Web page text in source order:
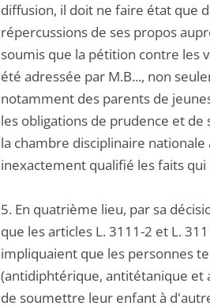
diffusion, il doit ne faire état que
répercussions de ses propos
soumis que la pétition contre les
été adressée par M.B..., non
notamment des parents de
les obligations de prudence et
la chambre disciplinaire
inexactement qualifié les faits
5. En quatrième lieu, par sa
que les articles L. 3111-2 et L.
impliquaient que les personnes
(antidiphtérique, antitétanique et
de soumettre leur enfant à